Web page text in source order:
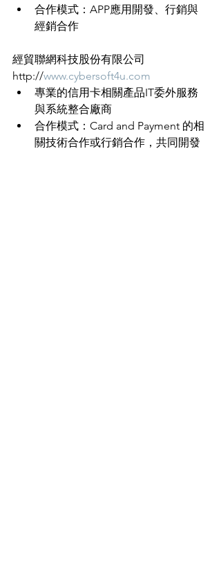
合作模式：APP應用開發、行銷與
經銷合作
經貿聯網科技股份有限公司
http://www.cybersoft4u.com
專業的信用卡相關產品IT委外服務
與系統整合廠商
合作模式：Card and Payment 的相
關技術合作或行銷合作，共同開發